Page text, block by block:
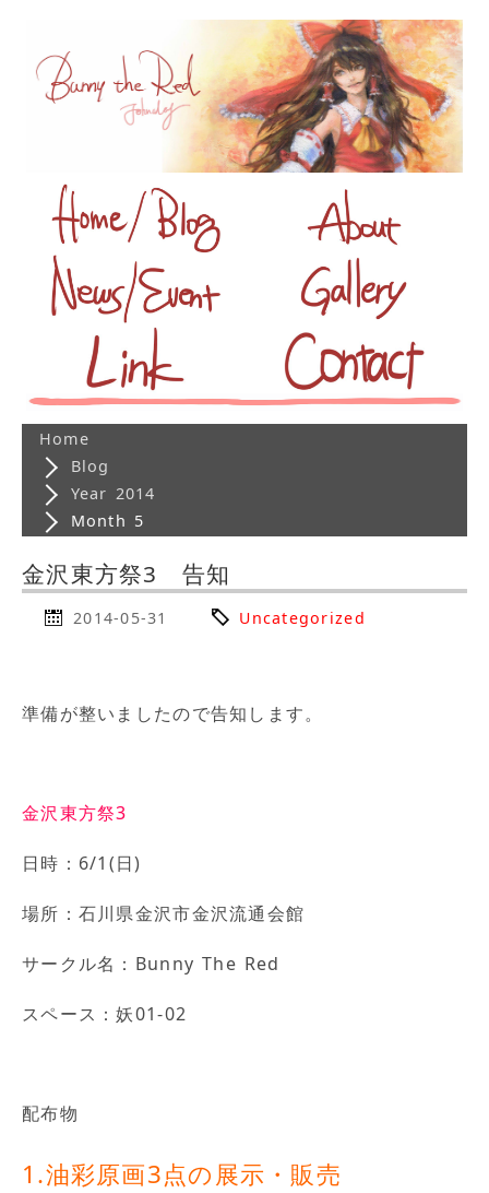
Home
Blog
Year 2014
Month 5
金沢東方祭3 告知
2014-05-31 Uncategorized
準備が整いましたので告知します。
金沢東方祭3
日時：6/1(日)
場所：石川県金沢市金沢流通会館
サークル名：Bunny The Red
スペース：妖01-02
配布物
1.油彩原画3点の展示・販売